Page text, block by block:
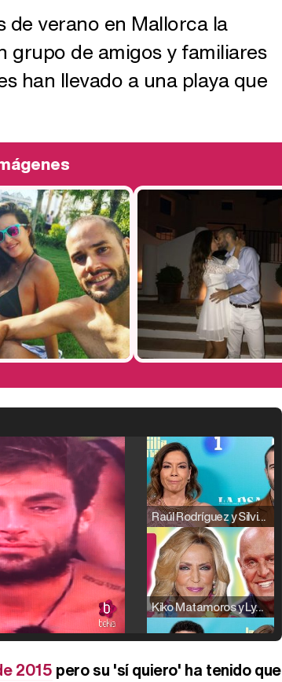
de verano en Mallorca la
grupo de amigos y familiares
han llevado a una playa que
Raúl Rodríguez y Silvia Taulés nos cuentan su papel en 'La familia de la tele'
Kiko Matamoros y Lydia Lozano: "Nuestro público es de todas las edades y RTVE tiene un público muy pegado a las novelas, al que tenemos que captar"
2015 pero su 'sí quiero' ha tenido que